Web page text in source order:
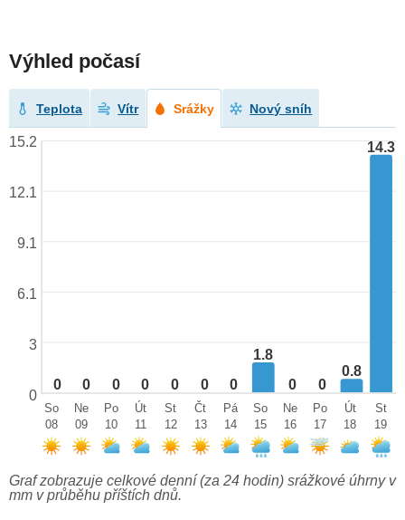
Výhled počasí
Teplota Vítr Srážky Nový sníh
0 0 0 0 0 0 0
1.8
0 0
0.8
14.3
15.2
12.1
9.1
6.1
3
0
So
08
Ne
09
Po
10
Út
11
St
12
Čt
13
Pá
14
So
15
Ne
16
Po
17
Út
18
St
19
Graf zobrazuje celkové denní (za 24 hodin) srážkové úhrny v
mm v průběhu příštích dnů.